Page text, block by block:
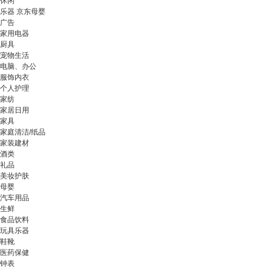
乐器 京东母婴
广告
家用电器
厨具
宠物生活
电脑、办公
服饰内衣
个人护理
家纺
家居日用
家具
家庭清洁/纸品
家装建材
酒类
礼品
美妆护肤
母婴
汽车用品
生鲜
食品饮料
玩具乐器
鞋靴
医药保健
钟表